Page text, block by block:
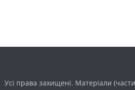
Усі права захищені. Матеріали